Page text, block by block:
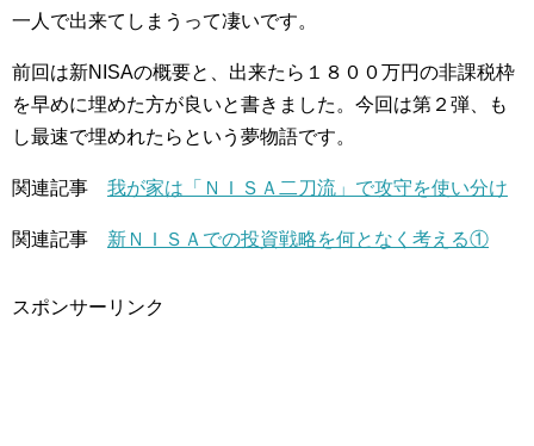
一人で出来てしまうって凄いです。
前回は新NISAの概要と、出来たら１８００万円の非課税枠
を早めに埋めた方が良いと書きました。今回は第２弾、も
し最速で埋めれたらという夢物語です。
関連記事 我が家は「ＮＩＳＡ二刀流」で攻守を使い分け
関連記事 新ＮＩＳＡでの投資戦略を何となく考える①
スポンサーリンク